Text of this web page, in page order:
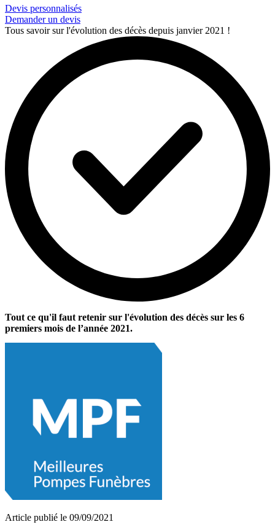
Devis personnalisés
Demander un devis
Tous savoir sur l'évolution des décès depuis janvier 2021 !
Tout ce qu'il faut retenir sur l'évolution des décès sur les 6
premiers mois de l’année 2021.
Article publié le 09/09/2021